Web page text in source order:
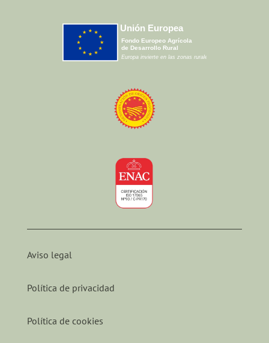
Aviso legal
Política de privacidad
Política de cookies